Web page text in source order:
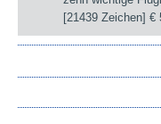
[21439 Zeichen]€